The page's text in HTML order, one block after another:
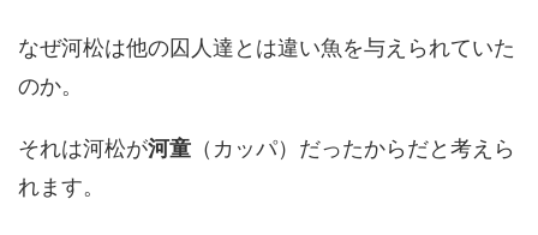
なぜ河松は他の囚人達とは違い魚を与えられていた
のか。
それは河松が河童 （カッパ）だったからだと考えら
れます。